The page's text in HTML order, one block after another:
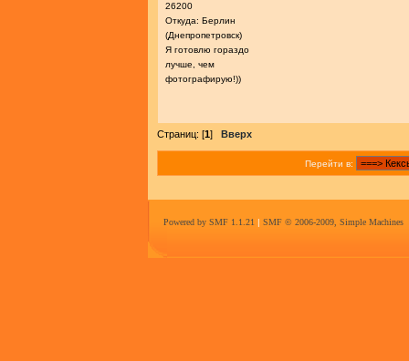
26200
Откуда: Берлин
(Днепропетровск)
Я готовлю гораздо
лучше, чем
фотографирую!))
Страниц: [1] Вверх
Перейти в:
Powered by SMF 1.1.21 | SMF © 2006-2009, Simple Machines